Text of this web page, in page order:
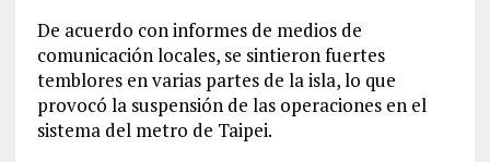
De acuerdo con informes de medios de
comunicación locales, se sintieron fuertes
temblores en varias partes de la isla, lo que
provocó la suspensión de las operaciones en el
sistema del metro de Taipei.